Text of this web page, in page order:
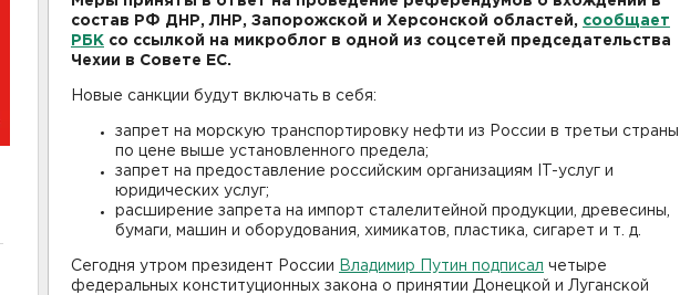
состав РФ ДНР, ЛНР, Запорожской и Херсонской областей, сообщает
РБК со ссылкой на микроблог в одной из соцсетей председательства
Чехии в Совете ЕС.
Новые санкции будут включать в себя:
запрет на морскую транспортировку нефти из России в третьи страны
по цене выше установленного предела;
запрет на предоставление российским организациям IT-услуг и
юридических услуг;
расширение запрета на импорт сталелитейной продукции, древесины,
бумаги, машин и оборудования, химикатов, пластика, сигарет и т. д.
Сегодня утром президент России Владимир Путин подписал четыре
федеральных конституционных закона о принятии Донецкой и Луганской